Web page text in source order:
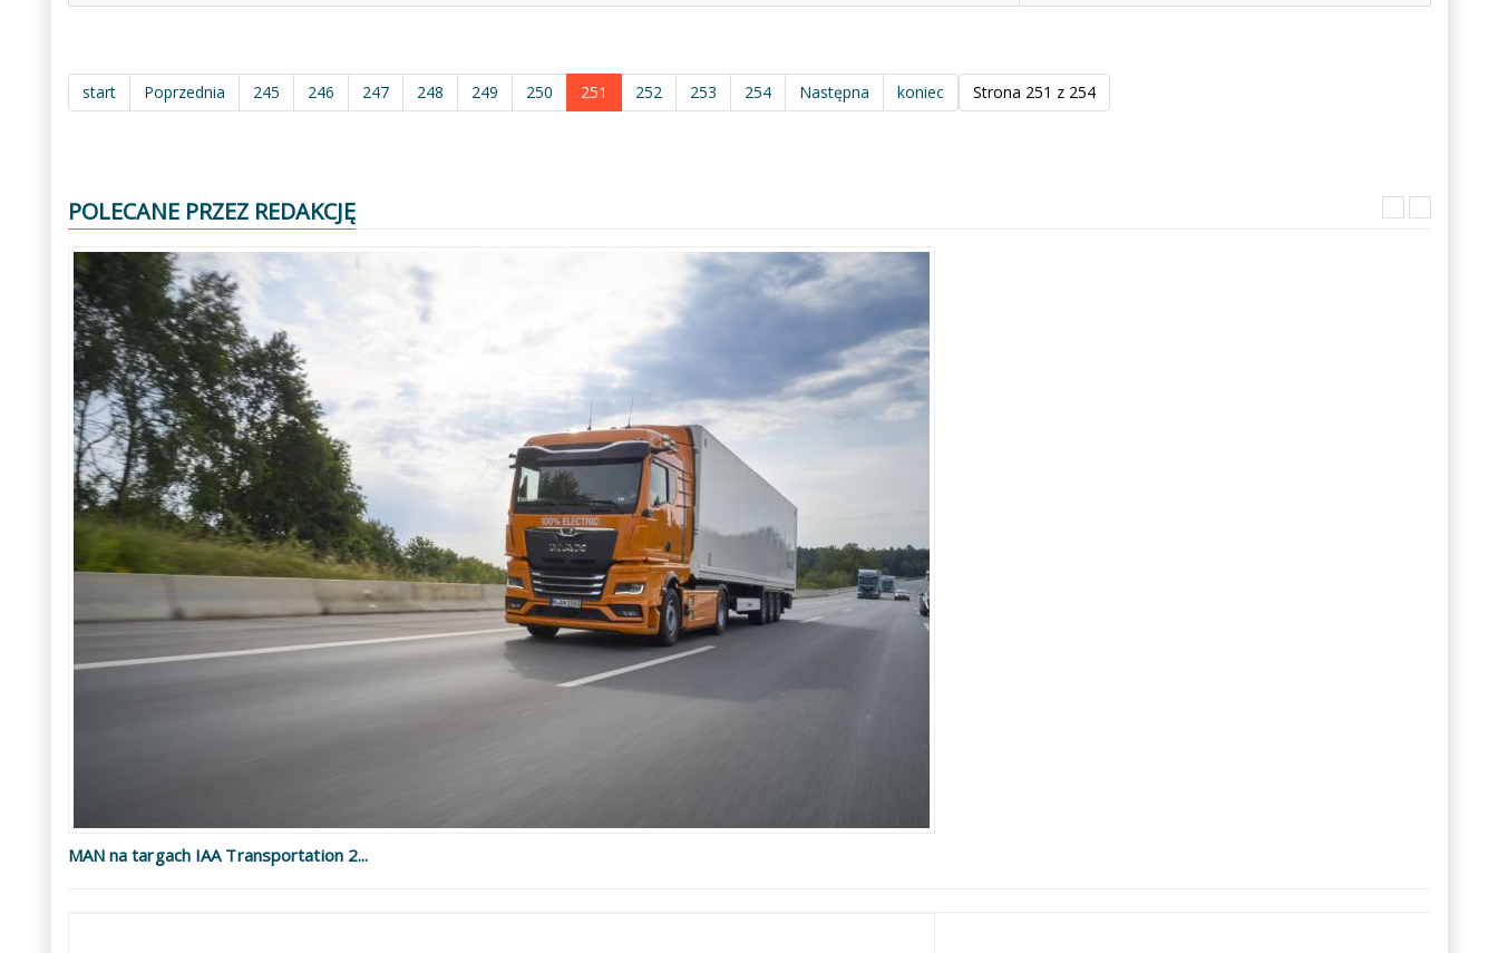
Strona 251 z 254
start Poprzednia 245 246 247 248 249 250 251 252 253 254 Następna koniec
POLECANE PRZEZ REDAKCJĘ
Poprzedni
Następny
MAN na targach IAA Transportation 2...